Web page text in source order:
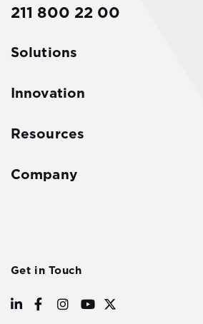
211 800 22 00
Solutions
Innovation
Resources
Company
Get in Touch